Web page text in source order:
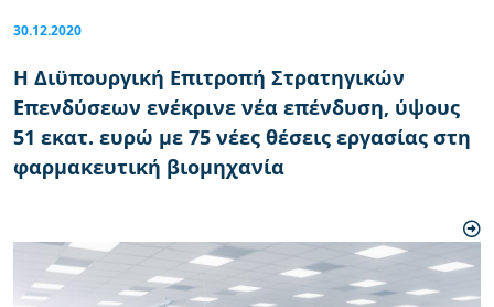
30.12.2020
Η Διϋπουργική Επιτροπή Στρατηγικών
Επενδύσεων ενέκρινε νέα επένδυση, ύψους
51 εκατ. ευρώ με 75 νέες θέσεις εργασίας στη
φαρμακευτική βιομηχανία